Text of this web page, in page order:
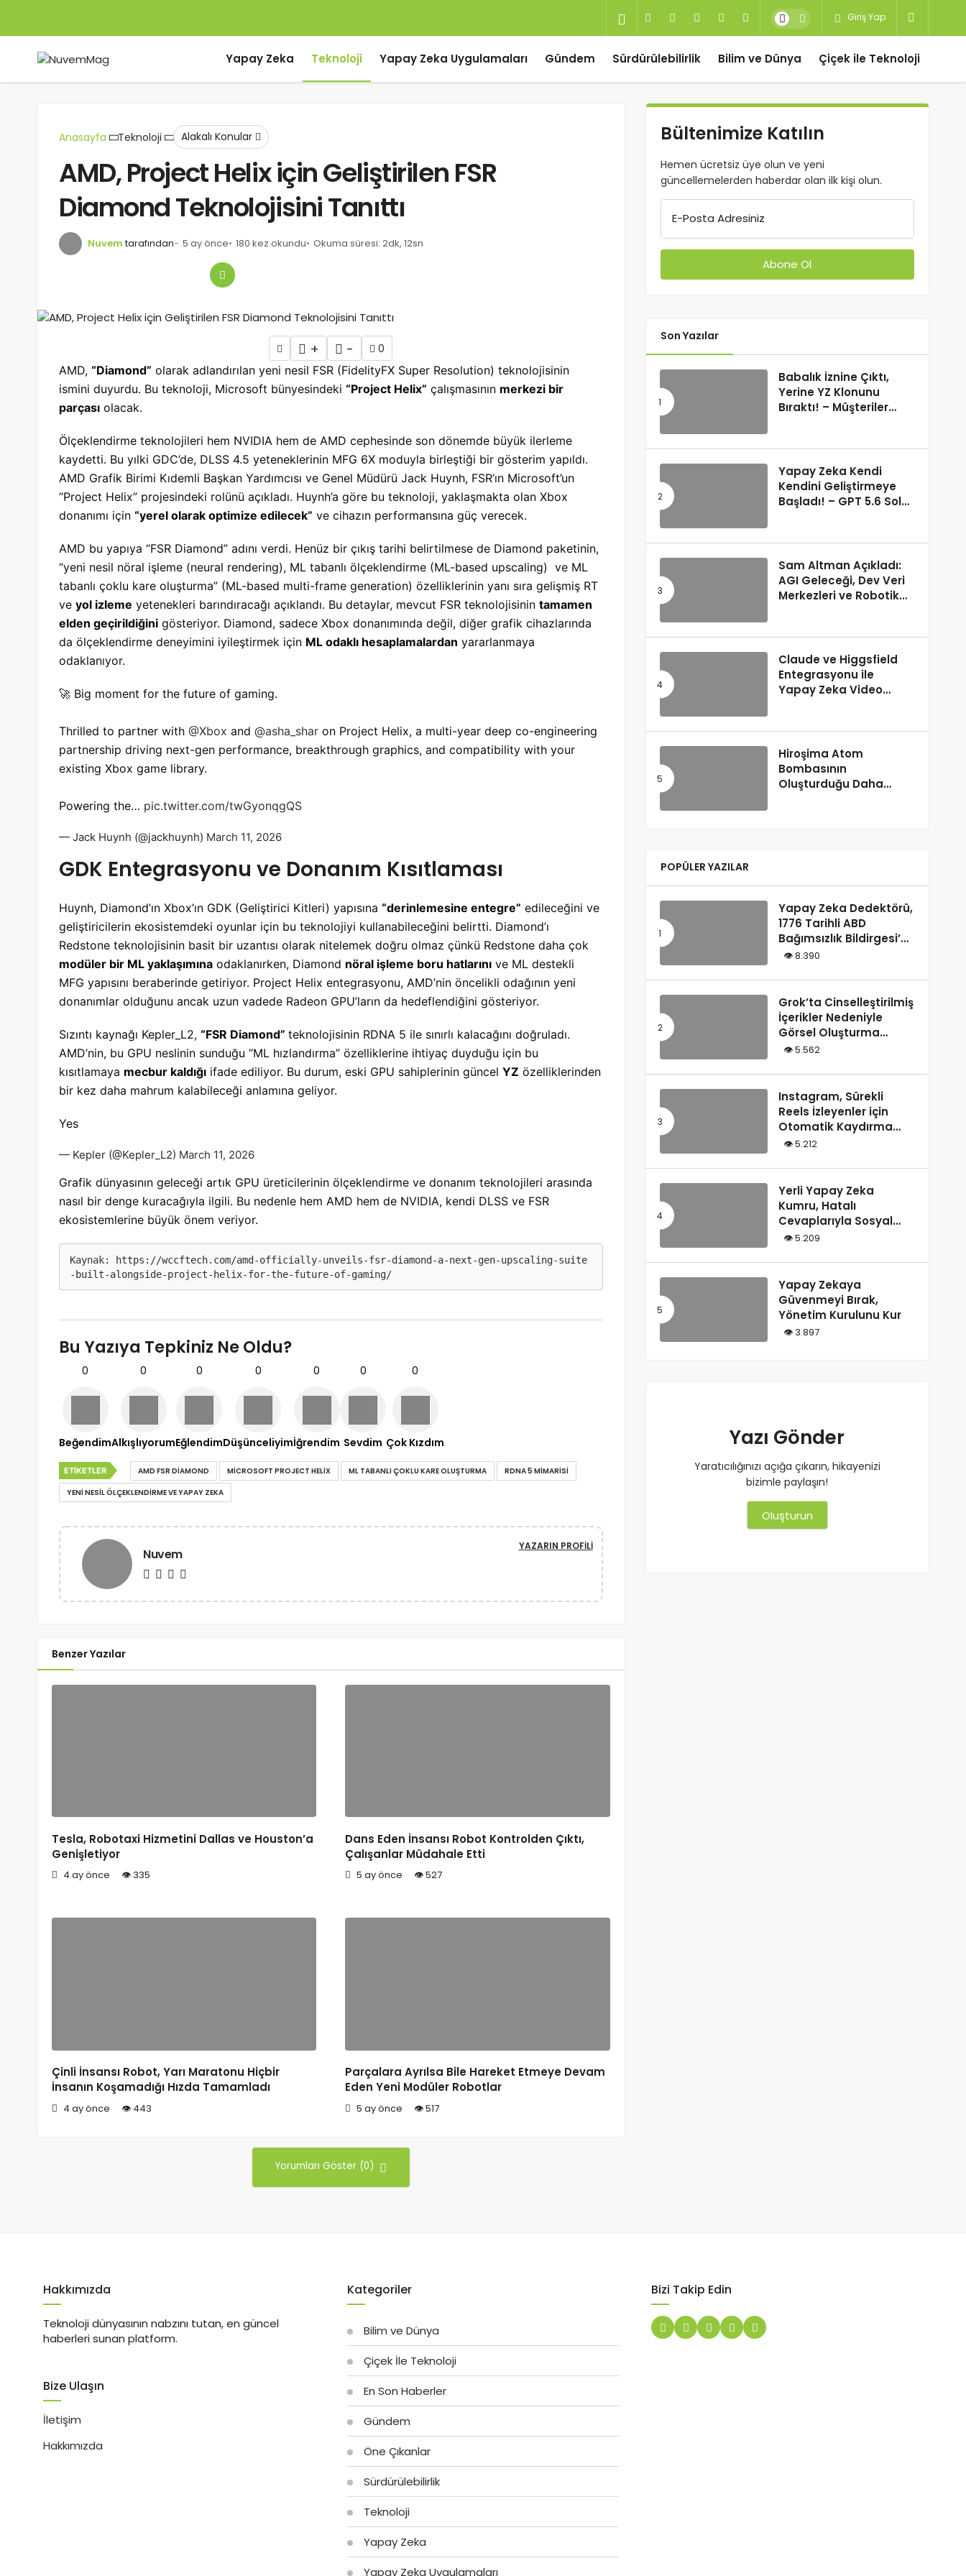
Giriş Yap
Yapay Zeka Teknoloji Yapay Zeka Uygulamaları Gündem Sürdürülebilirlik Bilim ve Dünya Çiçek ile Teknoloji
Anasayfa Teknoloji Alakalı Konular
AMD, Project Helix için Geliştirilen FSR
Diamond Teknolojisini Tanıttı
Nuvem tarafından 5 ay önce 180 kez okundu Okuma süresi: 2dk, 12sn
+ -
0
AMD, “Diamond” olarak adlandırılan yeni nesil FSR (FidelityFX Super Resolution) teknolojisinin
ismini duyurdu. Bu teknoloji, Microsoft bünyesindeki “Project Helix” çalışmasının merkezi bir
parçası olacak.
Ölçeklendirme teknolojileri hem NVIDIA hem de AMD cephesinde son dönemde büyük ilerleme
kaydetti. Bu yılki GDC’de, DLSS 4.5 yeteneklerinin MFG 6X moduyla birleştiği bir gösterim yapıldı.
AMD Grafik Birimi Kıdemli Başkan Yardımcısı ve Genel Müdürü Jack Huynh, FSR’ın Microsoft’un
“Project Helix” projesindeki rolünü açıkladı. Huynh’a göre bu teknoloji, yaklaşmakta olan Xbox
donanımı için “yerel olarak optimize edilecek” ve cihazın performansına güç verecek.
AMD bu yapıya “FSR Diamond” adını verdi. Henüz bir çıkış tarihi belirtilmese de Diamond paketinin,
“yeni nesil nöral işleme (neural rendering), ML tabanlı ölçeklendirme (ML-based upscaling) ve ML
tabanlı çoklu kare oluşturma” (ML-based multi-frame generation) özelliklerinin yanı sıra gelişmiş RT
ve yol izleme yetenekleri barındıracağı açıklandı. Bu detaylar, mevcut FSR teknolojisinin tamamen
elden geçirildiğini gösteriyor. Diamond, sadece Xbox donanımında değil, diğer grafik cihazlarında
da ölçeklendirme deneyimini iyileştirmek için ML odaklı hesaplamalardan yararlanmaya
odaklanıyor.
🚀 Big moment for the future of gaming.
Thrilled to partner with @Xbox and @asha_shar on Project Helix, a multi-year deep co-engineering
partnership driving next-gen performance, breakthrough graphics, and compatibility with your
existing Xbox game library.
Powering the… pic.twitter.com/twGyonqgQS
— Jack Huynh (@jackhuynh) March 11, 2026
GDK Entegrasyonu ve Donanım Kısıtlaması
Huynh, Diamond’ın Xbox’ın GDK (Geliştirici Kitleri) yapısına “derinlemesine entegre” edileceğini ve
geliştiricilerin ekosistemdeki oyunlar için bu teknolojiyi kullanabileceğini belirtti. Diamond’ı
Redstone teknolojisinin basit bir uzantısı olarak nitelemek doğru olmaz çünkü Redstone daha çok
modüler bir ML yaklaşımına odaklanırken, Diamond nöral işleme boru hatlarını ve ML destekli
MFG yapısını beraberinde getiriyor. Project Helix entegrasyonu, AMD’nin öncelikli odağının yeni
donanımlar olduğunu ancak uzun vadede Radeon GPU’ların da hedeflendiğini gösteriyor.
Sızıntı kaynağı Kepler_L2, “FSR Diamond” teknolojisinin RDNA 5 ile sınırlı kalacağını doğruladı.
AMD’nin, bu GPU neslinin sunduğu “ML hızlandırma” özelliklerine ihtiyaç duyduğu için bu
kısıtlamaya mecbur kaldığı ifade ediliyor. Bu durum, eski GPU sahiplerinin güncel YZ özelliklerinden
bir kez daha mahrum kalabileceği anlamına geliyor.
Yes
— Kepler (@Kepler_L2) March 11, 2026
Grafik dünyasının geleceği artık GPU üreticilerinin ölçeklendirme ve donanım teknolojileri arasında
nasıl bir denge kuracağıyla ilgili. Bu nedenle hem AMD hem de NVIDIA, kendi DLSS ve FSR
ekosistemlerine büyük önem veriyor.
Kaynak: https://wccftech.com/amd-officially-unveils-fsr-diamond-a-next-gen-upscaling-suite
-built-alongside-project-helix-for-the-future-of-gaming/
Bu Yazıya Tepkiniz Ne Oldu?
0
Beğendim
0
Alkışlıyorum
0
Eğlendim
0
Düşünceliyim
0
İğrendim
0
Sevdim
0
Çok Kızdım
ETIKETLER AMD FSR DIAMOND MICROSOFT PROJECT HELIX ML TABANLI ÇOKLU KARE OLUŞTURMA
RDNA 5 MIMARISI
YENI NESIL ÖLÇEKLENDIRME VE YAPAY ZEKA
Nuvem YAZARIN PROFILI
Benzer Yazılar
Tesla, Robotaxi Hizmetini Dallas ve Houston’a
Genişletiyor
4 ay önce 335
Dans Eden İnsansı Robot Kontrolden Çıktı,
Çalışanlar Müdahale Etti
5 ay önce 527
Çinli İnsansı Robot, Yarı Maratonu Hiçbir
İnsanın Koşamadığı Hızda Tamamladı
4 ay önce 443
Parçalara Ayrılsa Bile Hareket Etmeye Devam
Eden Yeni Modüler Robotlar
5 ay önce 517
Yorumları Göster (0)
Bültenimize Katılın
Hemen ücretsiz üye olun ve yeni
güncellemelerden haberdar olan ilk kişi olun.
E-Posta Adresiniz
Son Yazılar
Babalık İznine Çıktı,
Yerine YZ Klonunu
Bıraktı! – Müşteriler
Yapay Zeka Kendi
Kendini Geliştirmeye
Başladı! – GPT 5.6 Sol
Sam Altman Açıkladı:
AGI Geleceği, Dev Veri
Merkezleri ve Robotik
Claude ve Higgsfield
Entegrasyonu ile
Yapay Zeka Video
Hiroşima Atom
Bombasının
Oluşturduğu Daha
POPÜLER YAZILAR
Yapay Zeka Dedektörü,
1776 Tarihli ABD
Bağımsızlık Bildirgesi’ni
“Yapay Zeka
Olarak Tanımladı
8.390
Grok’ta Cinselleştirilmiş
İçerikler Nedeniyle
Görsel Oluşturma
Kısıtlandı
5.562
Instagram, Sürekli
Reels İzleyenler için
Otomatik Kaydırma
Özelliğini Test Ediyor
5.212
Yerli Yapay Zeka
Kumru, Hatalı
Cevaplarıyla Sosyal
Medyada Gündem
5.209
Yapay Zekaya
Güvenmeyi Bırak,
Yönetim Kurulunu Kur
3.897
Yazı Gönder
Yaratıcılığınızı açığa çıkarın, hikayenizi
bizimle paylaşın!
Oluşturun
Hakkımızda
Teknoloji dünyasının nabzını tutan, en güncel
haberleri sunan platform.
Bize Ulaşın
İletişim
Hakkımızda
Kategoriler
Bilim ve Dünya
Çiçek İle Teknoloji
En Son Haberler
Gündem
Öne Çıkanlar
Sürdürülebilirlik
Teknoloji
Yapay Zeka
Yapay Zeka Uygulamaları
Bizi Takip Edin